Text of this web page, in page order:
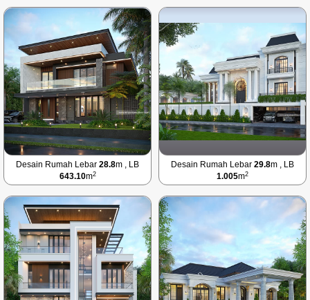
Desain Rumah Lebar 28.8m , LB
643.10m2
Desain Rumah Lebar 29.8m , LB
1.005m2